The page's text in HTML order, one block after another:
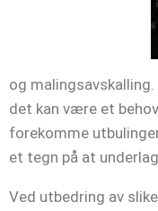
og
det kan være et
forekomme
et tegn på at
Ved utbedring av